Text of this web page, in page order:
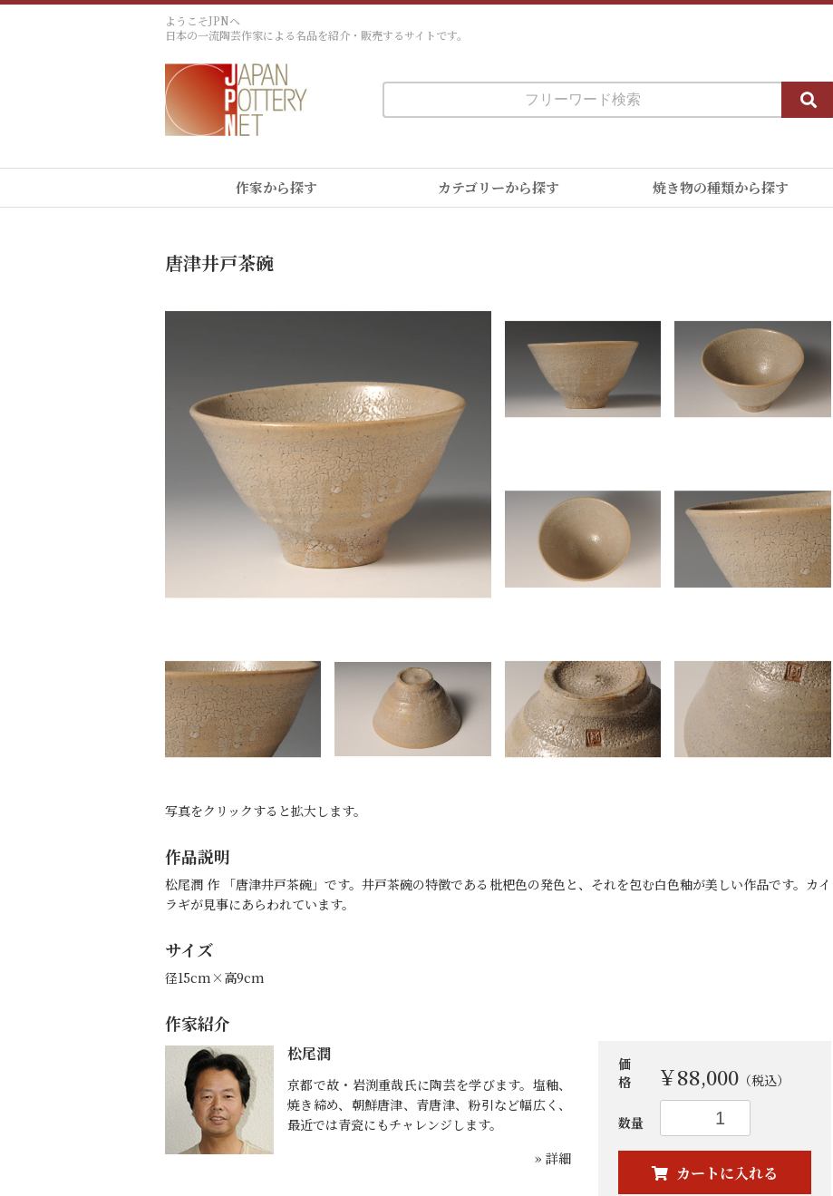
ようこそJPNへ
日本の一流陶芸作家による名品を紹介・販売するサイトです。
作家から探す カテゴリーから探す 焼き物の種類から探す
唐津井戸茶碗
写真をクリックすると拡大します。
作品説明
松尾潤 作 「唐津井戸茶碗」です。井戸茶碗の特徴である枇杷色の発色と、それを包む白色釉が美しい作品です。カイ
ラギが見事にあらわれています。
サイズ
径15cm×高9cm
作家紹介
松尾潤
京都で故・岩渕重哉氏に陶芸を学びます。塩釉、
焼き締め、朝鮮唐津、青唐津、粉引など幅広く、
最近では青瓷にもチャレンジします。
» 詳細
価
格
￥88,000（税込）
数量
カートに入れる
カートへ進む